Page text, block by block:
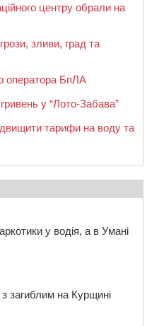
центру обрали на
зливи, град та
оператора БпЛА
у “Лото-Забава”
тарифи на воду та
у водія, а в Умані
загиблим на Курщині